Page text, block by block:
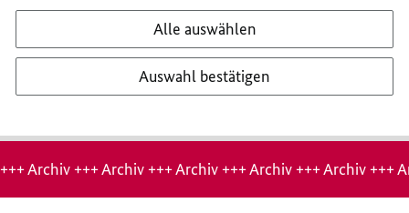
Alle auswählen
Auswahl bestätigen
Hinweis:
Archiv-
Seite
+++ Archiv +++ Archiv +++ Archiv +++ Archiv +++ Archiv +++